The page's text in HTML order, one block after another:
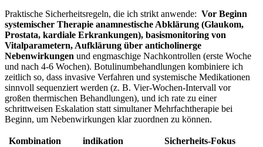
Praktische​ Sicherheitsregeln, die ich strikt anwende: ⁢ Vor Beginn
systemischer Therapie anamnestische Abklärung ‌(Glaukom,
Prostata, kardiale Erkrankungen), basismonitoring von
Vitalparametern, Aufklärung über anticholinerge
Nebenwirkungen und‍ engmaschige Nachkontrollen (erste Woche
und nach 4-6 Wochen). Botulinumbehandlungen kombiniere ich
zeitlich so, dass invasive Verfahren und systemische ⁣Medikationen
sinnvoll sequenziert werden (z. ⁤B. Vier-Wochen-Intervall vor
großen thermischen⁢ Behandlungen), und ‍ich rate zu einer
schrittweisen Eskalation statt​ simultaner ⁢Mehrfachtherapie⁢ bei
Beginn, um Nebenwirkungen klar zuordnen zu ‌können.
Kombination indikation
Sicherheits-Fokus